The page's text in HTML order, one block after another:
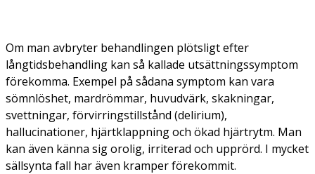
Om man avbryter behandlingen plötsligt efter
långtidsbehandling kan så kallade utsättningssymptom
förekomma. Exempel på sådana symptom kan vara
sömnlöshet, mardrömmar, huvudvärk, skakningar,
svettningar, förvirringstillstånd (delirium),
hallucinationer, hjärtklappning och ökad hjärtrytm. Man
kan även känna sig orolig, irriterad och upprörd. I mycket
sällsynta fall har även kramper förekommit.